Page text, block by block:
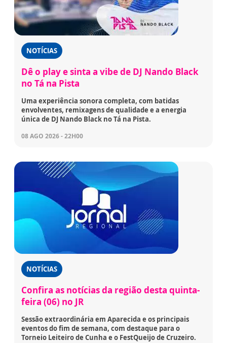
NOTÍCIAS
Dê o play e sinta a vibe de DJ Nando Black
no Tá na Pista
Uma experiência sonora completa, com batidas
envolventes, remixagens de qualidade e a energia
única de DJ Nando Black no Tá na Pista.
08 AGO 2026 - 22H00
NOTÍCIAS
Confira as notícias da região desta quinta-
feira (06) no JR
Sessão extraordinária em Aparecida e os principais
eventos do fim de semana, com destaque para o
Torneio Leiteiro de Cunha e o FestQueijo de Cruzeiro.